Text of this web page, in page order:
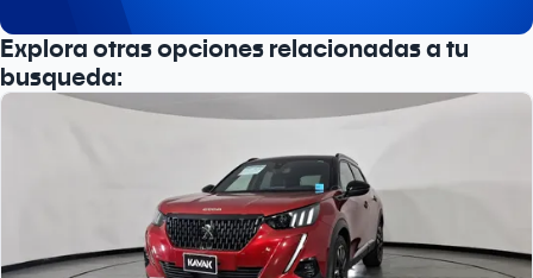
Explora otras opciones relacionadas a tu
busqueda: